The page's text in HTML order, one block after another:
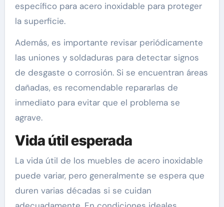
específico para acero inoxidable para proteger
la superficie.
Además, es importante revisar periódicamente
las uniones y soldaduras para detectar signos
de desgaste o corrosión. Si se encuentran áreas
dañadas, es recomendable repararlas de
inmediato para evitar que el problema se
agrave.
Vida útil esperada
La vida útil de los muebles de acero inoxidable
puede variar, pero generalmente se espera que
duren varias décadas si se cuidan